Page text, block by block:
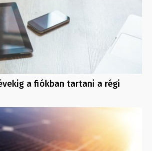
a fiókban tartani a régi